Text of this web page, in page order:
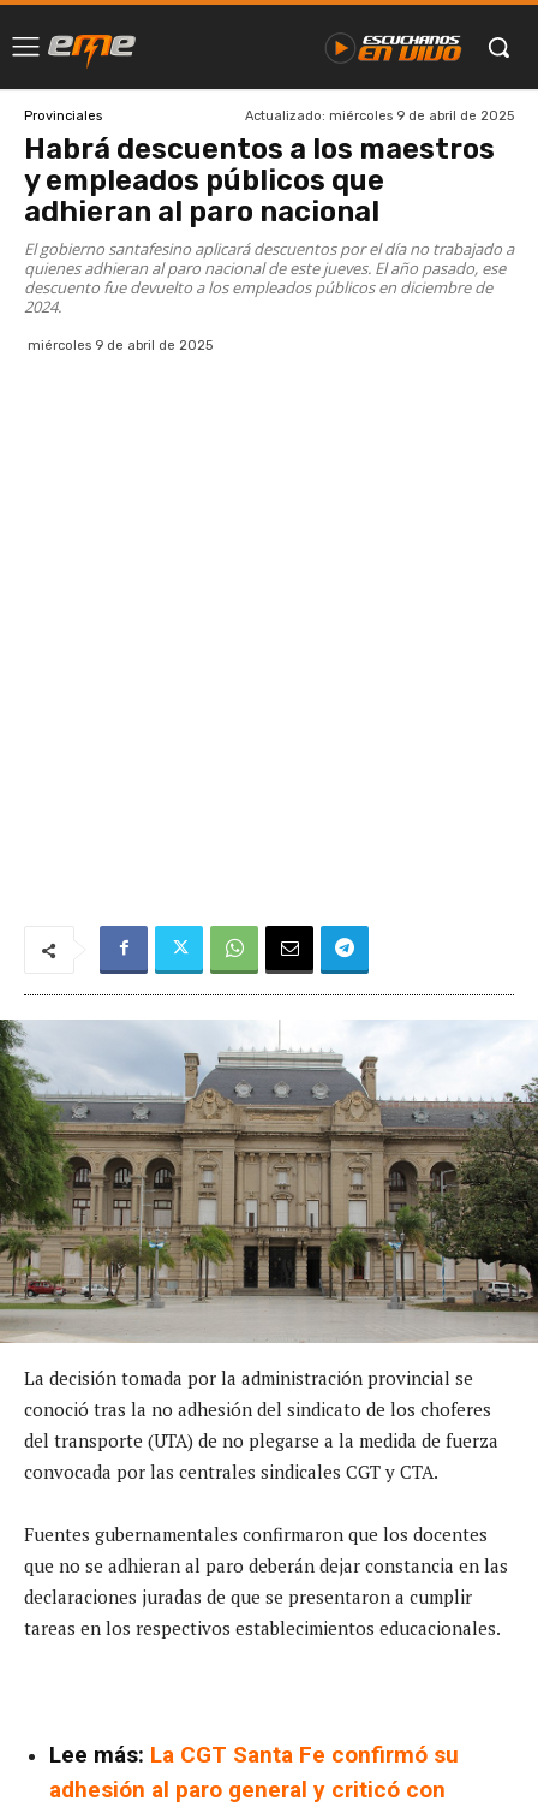
Provinciales Actualizado: miércoles 9 de abril de 2025
Habrá descuentos a los maestros
y empleados públicos que
adhieran al paro nacional
El gobierno santafesino aplicará descuentos por el día no trabajado a
quienes adhieran al paro nacional de este jueves. El año pasado, ese
descuento fue devuelto a los empleados públicos en diciembre de
2024.
miércoles 9 de abril de 2025
La decisión tomada por la administración provincial se
conoció tras la no adhesión del sindicato de los choferes
del transporte (UTA) de no plegarse a la medida de fuerza
convocada por las centrales sindicales CGT y CTA.
Fuentes gubernamentales confirmaron que los docentes
que no se adhieran al paro deberán dejar constancia en las
declaraciones juradas de que se presentaron a cumplir
tareas en los respectivos establecimientos educacionales.
Lee más: La CGT Santa Fe confirmó su
adhesión al paro general y criticó con